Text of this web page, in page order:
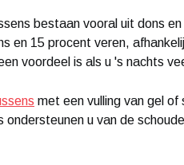
bestaan vooral uit dons
en 15 procent veren,
voordeel is als u 's nachts
met een vulling van gel
ondersteunen u van de